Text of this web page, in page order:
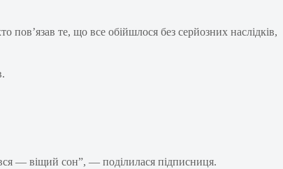
пов’язав те, що все обійшлося без серйозних наслідків,
— віщий сон”, — поділилася підписниця.